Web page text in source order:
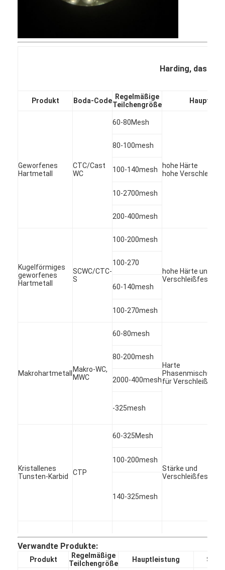
Kontakt mit uns
Geworfenes Hartmetall-Pulver
Kugelförmiges geworfenes Hartmetall
Hartmetall-Kugel
Harding, das
Produkt Boda-Code Regelmäßige
Teilchengröße
Geworfenes
Hartmetall
CTC/Cast
WC
60-80Mesh
hohe Härte
hohe
80-100mesh
100-140mesh
10-2700mesh
200-400mesh
Kugelförmiges
geworfenes
Hartmetall
SCWC/CTC-
S
100-200mesh
hohe Härte und
100-270
60-140mesh
100-270mesh
Makrohartmetall
Makro-WC,
MWC
60-80mesh
Harte
für
80-200mesh
2000-400mesh
-325mesh
Kristallenes
Tunsten-Karbid
CTP
60-325Mesh
Stärke und
100-200mesh
140-325mesh
Chrom-Karbid Cr3C2
140-325mesh
325-5um
Verwandte Produkte:
Produkt
Regelmäßige
Teilchengröße
Hauptleistung